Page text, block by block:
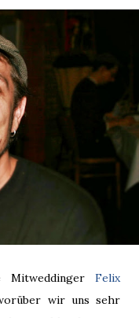
Mitweddinger Felix
wir uns sehr